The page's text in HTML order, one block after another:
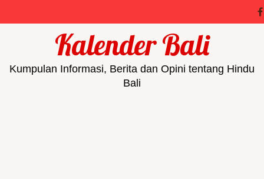
Kalender Bali
Kumpulan Informasi, Berita dan Opini tentang Hindu
Bali